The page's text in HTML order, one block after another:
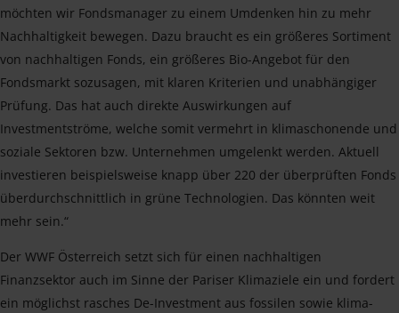
möchten wir Fondsmanager zu einem Umdenken hin zu mehr
Nachhaltigkeit bewegen. Dazu braucht es ein größeres Sortiment
von nachhaltigen Fonds, ein größeres Bio-Angebot für den
Fondsmarkt sozusagen, mit klaren Kriterien und unabhängiger
Prüfung. Das hat auch direkte Auswirkungen auf
Investmentströme, welche somit vermehrt in klimaschonende und
soziale Sektoren bzw. Unternehmen umgelenkt werden. Aktuell
investieren beispielsweise knapp über 220 der überprüften Fonds
überdurchschnittlich in grüne Technologien. Das könnten weit
mehr sein.“
Der WWF Österreich setzt sich für einen nachhaltigen
Finanzsektor auch im Sinne der Pariser Klimaziele ein und fordert
ein möglichst rasches De-Investment aus fossilen sowie klima-